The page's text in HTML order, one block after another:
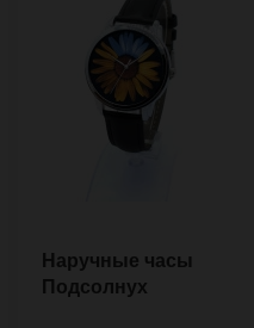
Наручные часы
Подсолнух